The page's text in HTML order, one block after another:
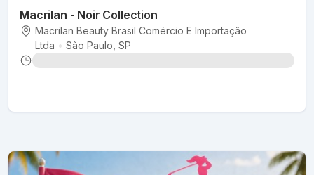
Macrilan - Noir Collection
Macrilan Beauty Brasil Comércio E Importação
Ltda • São Paulo , SP